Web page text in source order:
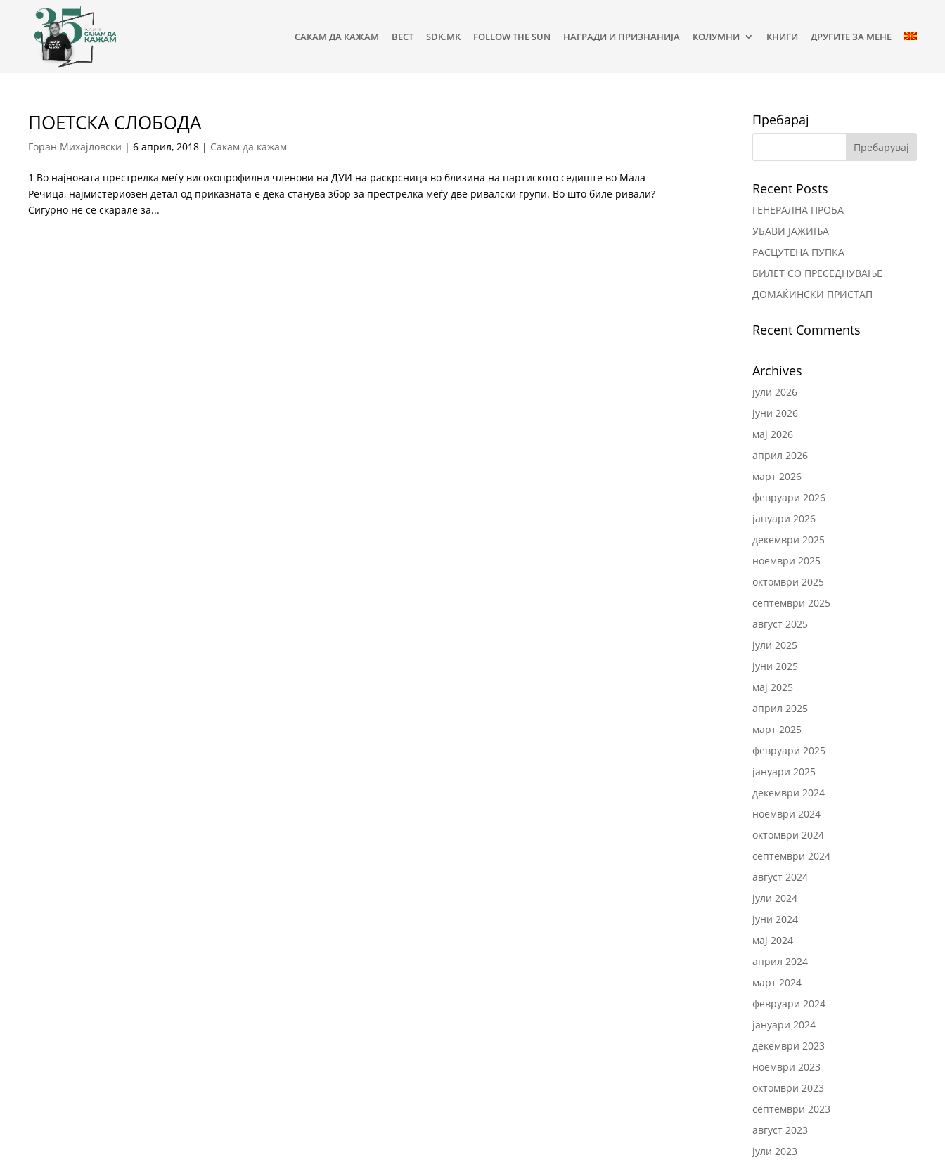
САКАМ ДА КАЖАМ ВЕСТ SDK.MK FOLLOW THE SUN НАГРАДИ И ПРИЗНАНИЈА КОЛУМНИ КНИГИ ДРУГИТЕ ЗА МЕНЕ
ПОЕТСКА СЛОБОДА
Горан Михајловски |6 април, 2018 | Сакам да кажам
1 Во најновата престрелка меѓу високопрофилни членови на ДУИ на раскрсница во близина на партиското седиште во Мала
Речица, најмистериозен детал од приказната е дека станува збор за престрелка меѓу две ривалски групи. Во што биле ривали?
Сигурно не се скарале за...
Пребарај
Recent Posts
ГЕНЕРАЛНА ПРОБА
УБАВИ ЈАЖИЊА
РАСЦУТЕНА ПУПКА
БИЛЕТ СО ПРЕСЕДНУВАЊЕ
ДОМАЌИНСКИ ПРИСТАП
Recent Comments
Archives
јули 2026
јуни 2026
мај 2026
април 2026
март 2026
февруари 2026
јануари 2026
декември 2025
ноември 2025
октомври 2025
септември 2025
август 2025
јули 2025
јуни 2025
мај 2025
април 2025
март 2025
февруари 2025
јануари 2025
декември 2024
ноември 2024
октомври 2024
септември 2024
август 2024
јули 2024
јуни 2024
мај 2024
април 2024
март 2024
февруари 2024
јануари 2024
декември 2023
ноември 2023
октомври 2023
септември 2023
август 2023
јули 2023